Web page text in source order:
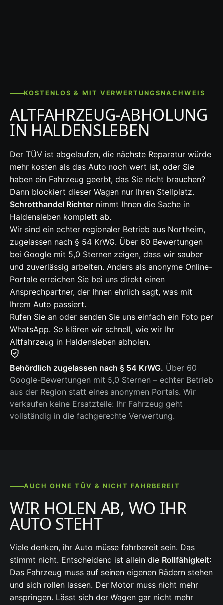
KOSTENLOS & MIT VERWERTUNGSNACHWEIS
ALTFAHRZEUG-ABHOLUNG
IN HALDENSLEBEN
Der TÜV ist abgelaufen, die nächste Reparatur würde
mehr kosten als das Auto noch wert ist, oder Sie
haben ein Fahrzeug geerbt, das Sie nicht brauchen?
Dann blockiert dieser Wagen nur Ihren Stellplatz.
Schrotthandel Richter nimmt Ihnen die Sache in
Haldensleben komplett ab.
Wir sind ein echter regionaler Betrieb aus Northeim,
zugelassen nach § 54 KrWG. Über 60 Bewertungen
bei Google mit 5,0 Sternen zeigen, dass wir sauber
und zuverlässig arbeiten. Anders als anonyme Online-
Portale erreichen Sie bei uns direkt einen
Ansprechpartner, der Ihnen ehrlich sagt, was mit
Ihrem Auto passiert.
Rufen Sie an oder senden Sie uns einfach ein Foto per
WhatsApp. So klären wir schnell, wie wir Ihr
Altfahrzeug in Haldensleben abholen.
Behördlich zugelassen nach § 54 KrWG. Über 60
Google-Bewertungen mit 5,0 Sternen – echter Betrieb
aus der Region statt eines anonymen Portals. Wir
verkaufen keine Ersatzteile: Ihr Fahrzeug geht
vollständig in die fachgerechte Verwertung.
AUCH OHNE TÜV & NICHT FAHRBEREIT
WIR HOLEN AB, WO IHR
AUTO STEHT
Viele denken, ihr Auto müsse fahrbereit sein. Das
stimmt nicht. Entscheidend ist allein die Rollfähigkeit:
Das Fahrzeug muss auf seinen eigenen Rädern stehen
und sich rollen lassen. Der Motor muss nicht mehr
anspringen. Lässt sich der Wagen gar nicht mehr